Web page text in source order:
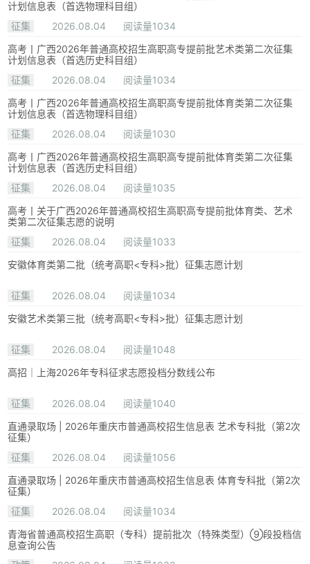
计划信息表（首选物理科目组）
征集
2026.08.04
阅读量1034
高考丨广西2026年普通高校招生高职高专提前批艺术类第二次征集
计划信息表（首选历史科目组）
征集
2026.08.04
阅读量1034
高考丨广西2026年普通高校招生高职高专提前批体育类第二次征集
计划信息表（首选物理科目组）
征集
2026.08.04
阅读量1030
高考丨广西2026年普通高校招生高职高专提前批体育类第二次征集
计划信息表（首选历史科目组）
征集
2026.08.04
阅读量1035
高考丨关于广西2026年普通高校招生高职高专提前批体育类、艺术
类第二次征集志愿的说明
征集
2026.08.04
阅读量1033
安徽体育类第二批（统考高职<专科>批）征集志愿计划
征集 2026.08.04
阅读量1034
安徽艺术类第三批（统考高职<专科>批）征集志愿计划
征集 2026.08.04
阅读量1048
高招｜上海2026年专科征求志愿投档分数线公布
征集 2026.08.04
阅读量1040
直通录取场 | 2026年重庆市普通高校招生信息表 艺术专科批（第2次
征集）
征集
2026.08.04
阅读量1056
直通录取场 | 2026年重庆市普通高校招生信息表 体育专科批（第2次
征集）
征集
2026.08.04
阅读量1034
青海省普通高校招生高职（专科）提前批次（特殊类型）⑨段投档信
息查询公告